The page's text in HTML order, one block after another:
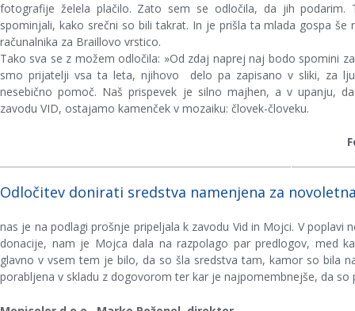
fotografije želela plačilo. Zato sem se odločila, da jih
spominjali, kako srečni so bili takrat. In je prišla ta mlada gospa še
računalnika za Braillovo vrstico.
Tako sva se z možem odločila: »Od zdaj naprej naj bodo spomini
smo prijatelji vsa ta leta, njihovo delo pa zapisano v sliki, za
nesebično pomoč. Naš prispevek je silno majhen, a v upanju,
zavodu VID, ostajamo kamenček v mozaiku: človek-človeku.
Odločitev donirati sredstva namenjena za
nas je na podlagi prošnje pripeljala k zavodu Vid in Mojci. V poplavi
donacije, nam je Mojca dala na razpolago par predlogov, med
glavno v vsem tem je bilo, da so šla sredstva tam, kamor so bila
porabljena v skladu z dogovorom ter kar je najpomembnejše, da so